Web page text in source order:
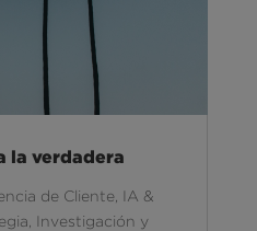
la verdadera
de Cliente, IA &
Investigación y